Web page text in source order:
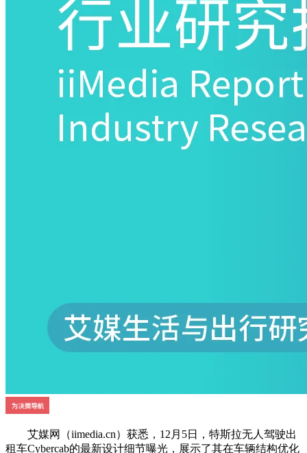
艾媒网（iimedia.cn）获悉，12月5日，特斯拉无人驾驶出
租车Cybercab的最新设计细节曝光，展示了其在车辆结构优化